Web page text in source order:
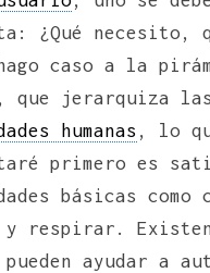
¿Qué necesito,
caso a la
que jerarquiza las
humanas , lo
primero es
básicas como
y respirar.
pueden ayudar a